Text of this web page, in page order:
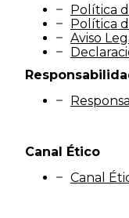
Política
Política
Aviso
Canal Ético
Canal